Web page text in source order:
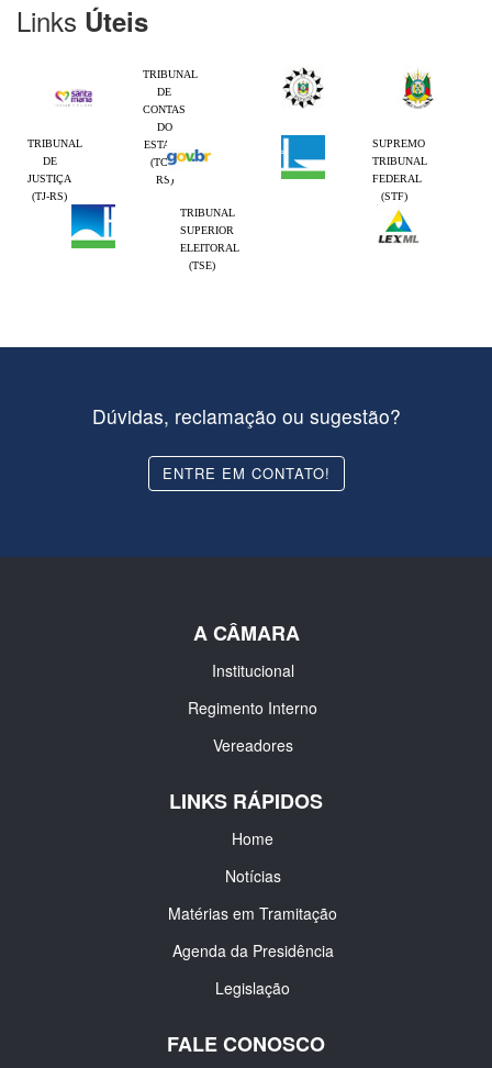
Links Úteis
TRIBUNAL
DE
CONTAS
DO
ESTADO
(TCE-
RS)
TRIBUNAL
DE
JUSTIÇA
(TJ-RS)
SUPREMO
TRIBUNAL
FEDERAL
(STF)
TRIBUNAL
SUPERIOR
ELEITORAL
(TSE)
Dúvidas, reclamação ou sugestão?
ENTRE EM CONTATO!
A CÂMARA
Institucional
Regimento Interno
Vereadores
LINKS RÁPIDOS
Home
Notícias
Matérias em Tramitação
Agenda da Presidência
Legislação
FALE CONOSCO